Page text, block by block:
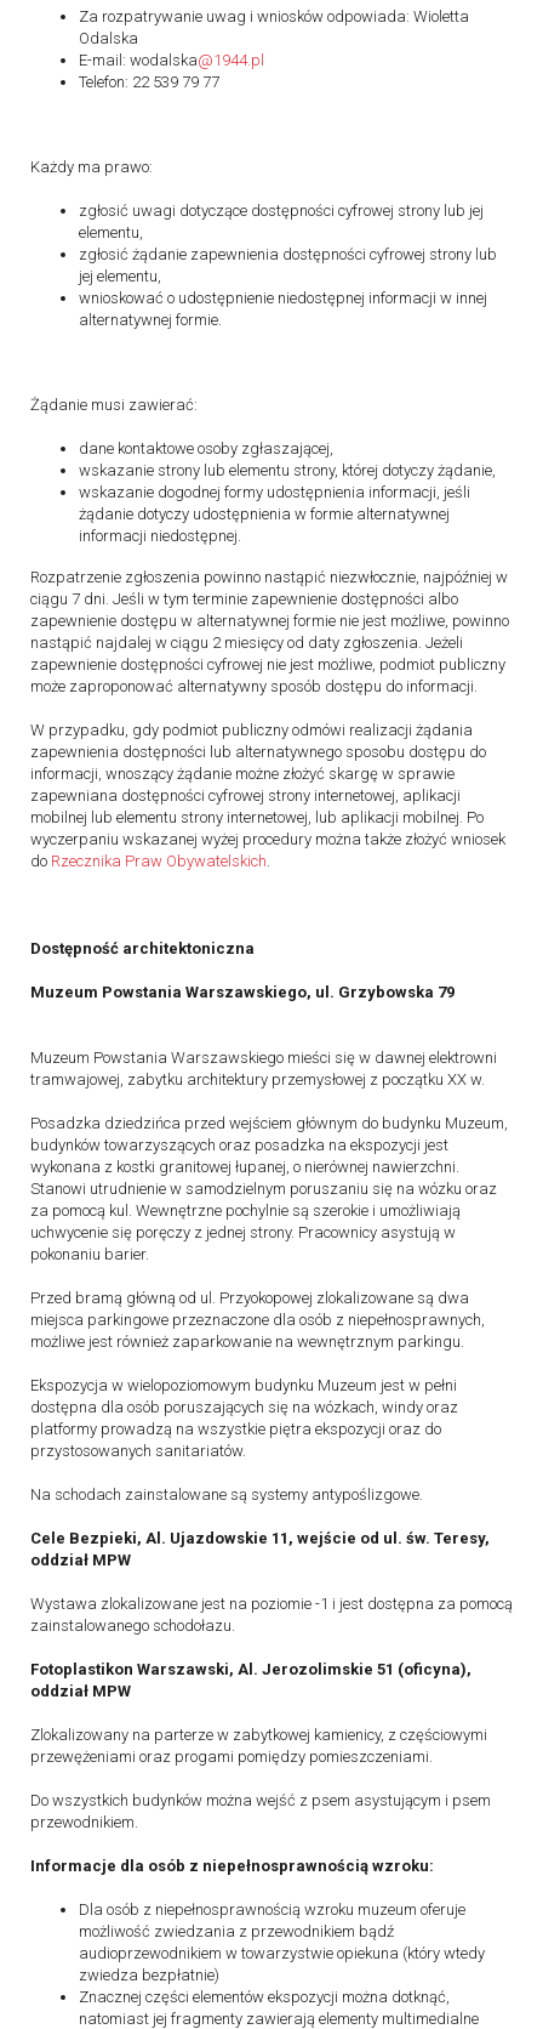
Za rozpatrywanie uwag i wniosków odpowiada: Wioletta
Odalska
E-mail: wodalska@1944.pl
Telefon: 22 539 79 77
Każdy ma prawo:
zgłosić uwagi dotyczące dostępności cyfrowej strony lub jej
elementu,
zgłosić żądanie zapewnienia dostępności cyfrowej strony lub
jej elementu,
wnioskować o udostępnienie niedostępnej informacji w innej
alternatywnej formie.
Żądanie musi zawierać:
dane kontaktowe osoby zgłaszającej,
wskazanie strony lub elementu strony, której dotyczy żądanie,
wskazanie dogodnej formy udostępnienia informacji, jeśli
żądanie dotyczy udostępnienia w formie alternatywnej
informacji niedostępnej.
Rozpatrzenie zgłoszenia powinno nastąpić niezwłocznie, najpóźniej w
ciągu 7 dni. Jeśli w tym terminie zapewnienie dostępności albo
zapewnienie dostępu w alternatywnej formie nie jest możliwe, powinno
nastąpić najdalej w ciągu 2 miesięcy od daty zgłoszenia. Jeżeli
zapewnienie dostępności cyfrowej nie jest możliwe, podmiot publiczny
może zaproponować alternatywny sposób dostępu do informacji.
W przypadku, gdy podmiot publiczny odmówi realizacji żądania
zapewnienia dostępności lub alternatywnego sposobu dostępu do
informacji, wnoszący żądanie możne złożyć skargę w sprawie
zapewniana dostępności cyfrowej strony internetowej, aplikacji
mobilnej lub elementu strony internetowej, lub aplikacji mobilnej. Po
wyczerpaniu wskazanej wyżej procedury można także złożyć wniosek
do Rzecznika Praw Obywatelskich.
Dostępność architektoniczna
Muzeum Powstania Warszawskiego, ul. Grzybowska 79
Muzeum Powstania Warszawskiego mieści się w dawnej elektrowni
tramwajowej, zabytku architektury przemysłowej z początku XX w.
Posadzka dziedzińca przed wejściem głównym do budynku Muzeum,
budynków towarzyszących oraz posadzka na ekspozycji jest
wykonana z kostki granitowej łupanej, o nierównej nawierzchni.
Stanowi utrudnienie w samodzielnym poruszaniu się na wózku oraz
za pomocą kul. Wewnętrzne pochylnie są szerokie i umożliwiają
uchwycenie się poręczy z jednej strony. Pracownicy asystują w
pokonaniu barier.
Przed bramą główną od ul. Przyokopowej zlokalizowane są dwa
miejsca parkingowe przeznaczone dla osób z niepełnosprawnych,
możliwe jest również zaparkowanie na wewnętrznym parkingu.
Ekspozycja w wielopoziomowym budynku Muzeum jest w pełni
dostępna dla osób poruszających się na wózkach, windy oraz
platformy prowadzą na wszystkie piętra ekspozycji oraz do
przystosowanych sanitariatów.
Na schodach zainstalowane są systemy antypoślizgowe.
Cele Bezpieki, Al. Ujazdowskie 11, wejście od ul. św. Teresy,
oddział MPW
Wystawa zlokalizowane jest na poziomie -1 i jest dostępna za pomocą
zainstalowanego schodołazu.
Fotoplastikon Warszawski, Al. Jerozolimskie 51 (oficyna),
oddział MPW
Zlokalizowany na parterze w zabytkowej kamienicy, z częściowymi
przewężeniami oraz progami pomiędzy pomieszczeniami.
Do wszystkich budynków można wejść z psem asystującym i psem
przewodnikiem.
Informacje dla osób z niepełnosprawnością wzroku:
Dla osób z niepełnosprawnością wzroku muzeum oferuje
możliwość zwiedzania z przewodnikiem bądź
audioprzewodnikiem w towarzystwie opiekuna (który wtedy
zwiedza bezpłatnie)
Znacznej części elementów ekspozycji można dotknąć,
natomiast jej fragmenty zawierają elementy multimedialne